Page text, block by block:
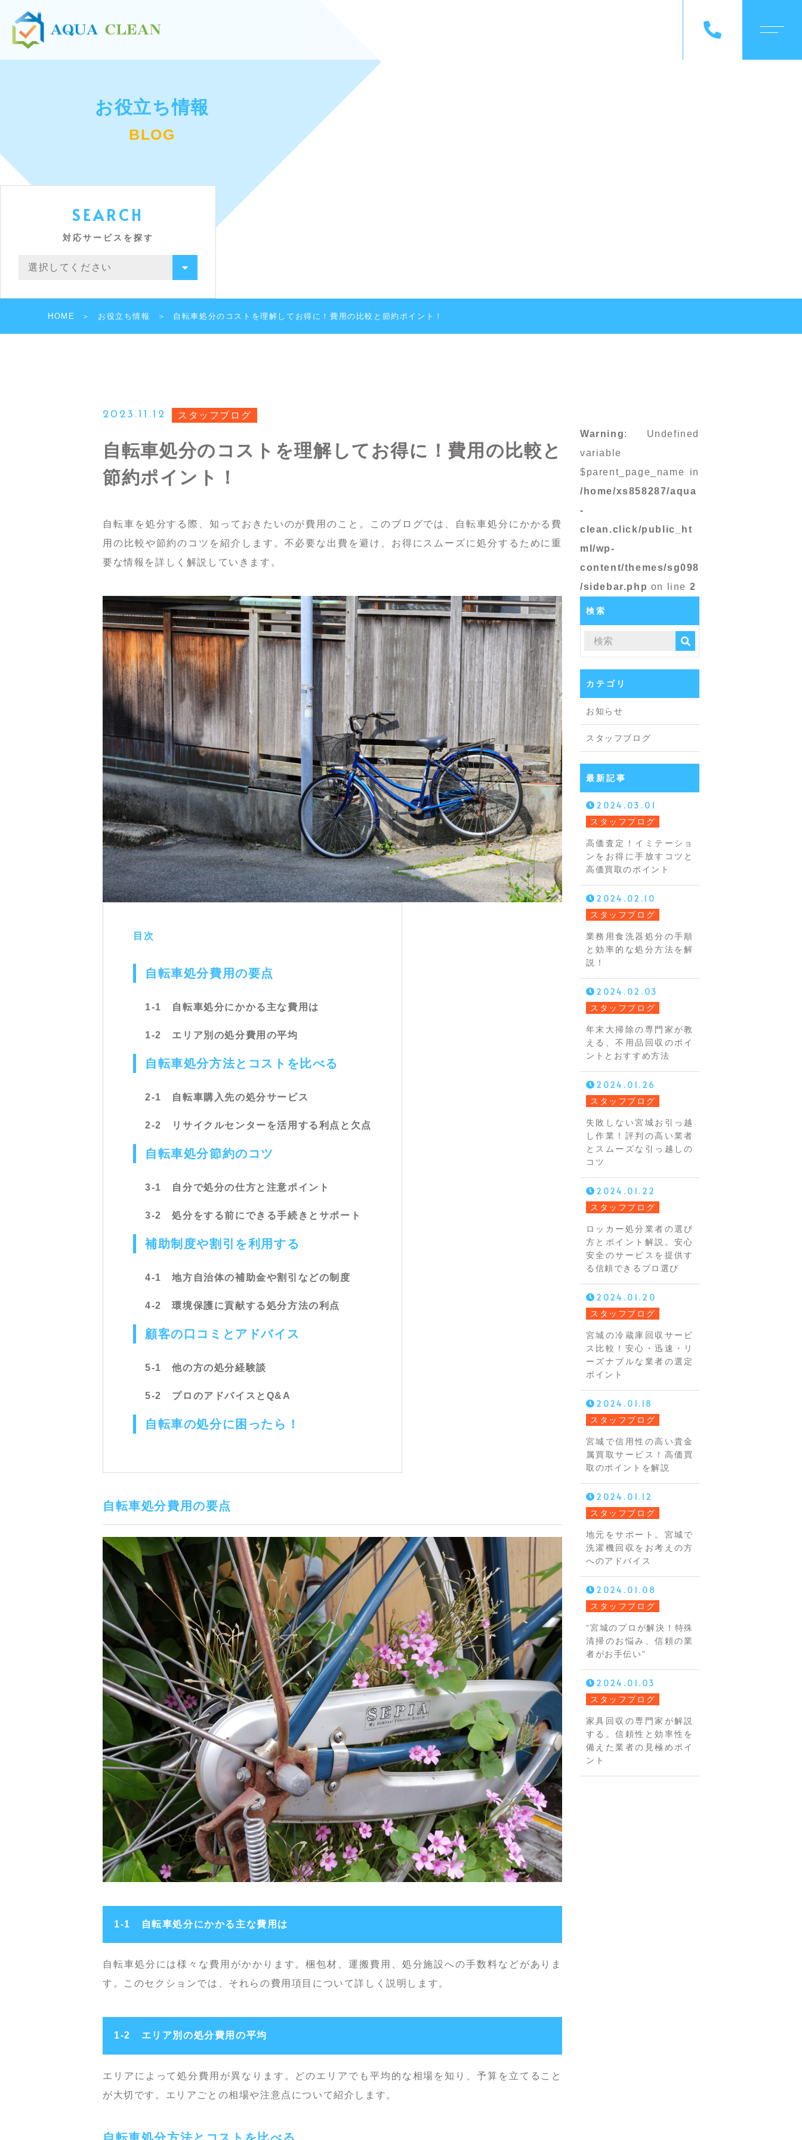
お役立ち情報
BLOG
SEARCH
対応サービスを探す
HOME お役立ち情報 自転車処分のコストを理解してお得に！費用の比較と節約ポイント！
2023.11.12 スタッフブログ
自転車処分のコストを理解してお得に！費用の比較と
節約ポイント！
自転車を処分する際、知っておきたいのが費用のこと。このブログでは、自転車処分にかかる費
用の比較や節約のコツを紹介します。不必要な出費を避け、お得にスムーズに処分するために重
要な情報を詳しく解説していきます。
目次
自転車処分費用の要点
1-1 自転車処分にかかる主な費用は
1-2 エリア別の処分費用の平均
自転車処分方法とコストを比べる
2-1 自転車購入先の処分サービス
2-2 リサイクルセンターを活用する利点と欠点
自転車処分節約のコツ
3-1 自分で処分の仕方と注意ポイント
3-2 処分をする前にできる手続きとサポート
補助制度や割引を利用する
4-1 地方自治体の補助金や割引などの制度
4-2 環境保護に貢献する処分方法の利点
顧客の口コミとアドバイス
5-1 他の方の処分経験談
5-2 プロのアドバイスとQ&A
自転車の処分に困ったら！
自転車処分費用の要点
1-1 自転車処分にかかる主な費用は
自転車処分には様々な費用がかかります。梱包材、運搬費用、処分施設への手数料などがありま
す。このセクションでは、それらの費用項目について詳しく説明します。
1-2 エリア別の処分費用の平均
エリアによって処分費用が異なります。どのエリアでも平均的な相場を知り、予算を立てること
が大切です。エリアごとの相場や注意点について紹介します。
自転車処分方法とコストを比べる
Warning: Undefined
variable
$parent_page_name in
/home/xs858287/aqua
-
clean.click/public_ht
ml/wp-
content/themes/sg098
/sidebar.php on line 2
検索
カテゴリ
お知らせ
スタッフブログ
最新記事
2024.03.01
スタッフブログ
高価査定！イミテーショ
ンをお得に手放すコツと
高価買取のポイント
2024.02.10
スタッフブログ
業務用食洗器処分の手順
と効率的な処分方法を解
説！
2024.02.03
スタッフブログ
年末大掃除の専門家が教
える、不用品回収のポイ
ントとおすすめ方法
2024.01.26
スタッフブログ
失敗しない宮城お引っ越
し作業！評判の高い業者
とスムーズな引っ越しの
コツ
2024.01.22
スタッフブログ
ロッカー処分業者の選び
方とポイント解説。安心
安全のサービスを提供す
る信頼できるプロ選び
2024.01.20
スタッフブログ
宮城の冷蔵庫回収サービ
ス比較！安心・迅速・リ
ーズナブルな業者の選定
ポイント
2024.01.18
スタッフブログ
宮城で信用性の高い貴金
属買取サービス！高価買
取のポイントを解説
2024.01.12
スタッフブログ
地元をサポート。宮城で
洗濯機回収をお考えの方
へのアドバイス
2024.01.08
スタッフブログ
“宮城のプロが解決！特殊
清掃のお悩み、信頼の業
者がお手伝い”
2024.01.03
スタッフブログ
家具回収の専門家が解説
する。信頼性と効率性を
備えた業者の見極めポイ
ント